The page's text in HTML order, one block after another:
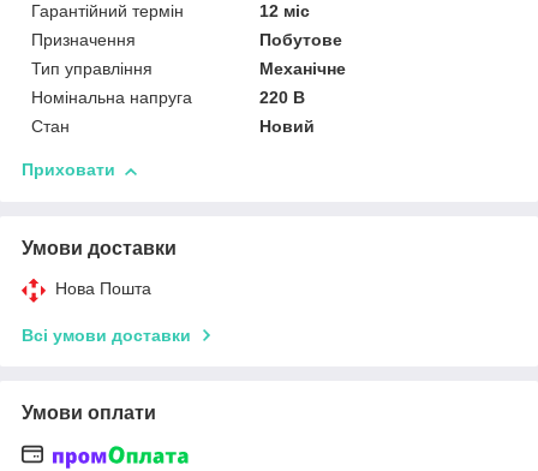
Гарантійний термін
12 міс
Призначення
Побутове
Тип управління
Механічне
Номінальна напруга
220 В
Стан
Новий
Приховати
Умови доставки
Нова Пошта
Всі умови доставки
Умови оплати